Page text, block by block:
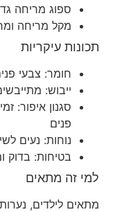
ספוג מריחה
מקל מריחה
תכונות עיקריות
חומר: צבעי
ייבוש:
סגנון איפור:
פנים
נוחות: נעים
בטיחות: בדוק
למי זה מתאים
מתאים לילדים,